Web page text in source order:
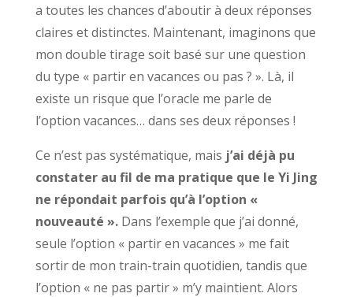
a toutes les chances d’aboutir à deux réponses
claires et distinctes. Maintenant, imaginons que
mon double tirage soit basé sur une question
du type « partir en vacances ou pas ? ». Là, il
existe un risque que l’oracle me parle de
l’option vacances… dans ses deux réponses !
Ce n’est pas systématique, mais j’ai déjà pu
constater au fil de ma pratique que le Yi Jing
ne répondait parfois qu’à l’option «
nouveauté ».Dans l’exemple que j’ai donné,
seule l’option « partir en vacances » me fait
sortir de mon train-train quotidien, tandis que
l’option « ne pas partir » m’y maintient. Alors